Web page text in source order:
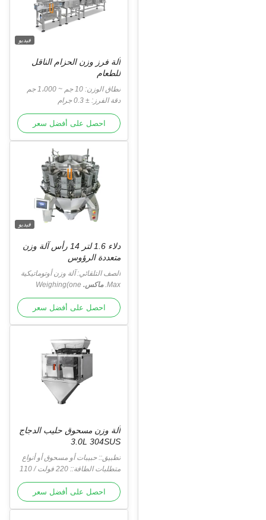
آلة فرز وزن الحزام الناقل
للطعام
نطاق الوزن: 10 جم ~ 1،000 جم
دقة الفرز: ± 0.3 جرام
احصل على أفضل سعر
فيديو
دلاء 1.6 لتر 14 رأس آلة وزن
متعددة الرؤوس
الصف التلقائي: آلة وزن أوتوماتيكية
ماكس. Weighing(one
الوزن (قادوس واحد):
احصل على أفضل سعر
آلة وزن مسحوق حليب الدجاج
3.0L 304SUS
تطبيق:: حبيبات أو مسحوق أو أنواع
متطلبات الطاقة:: 220 فولت / 110
فولت ، / 50/60 هرتز / 10 أمبير
احصل على أفضل سعر